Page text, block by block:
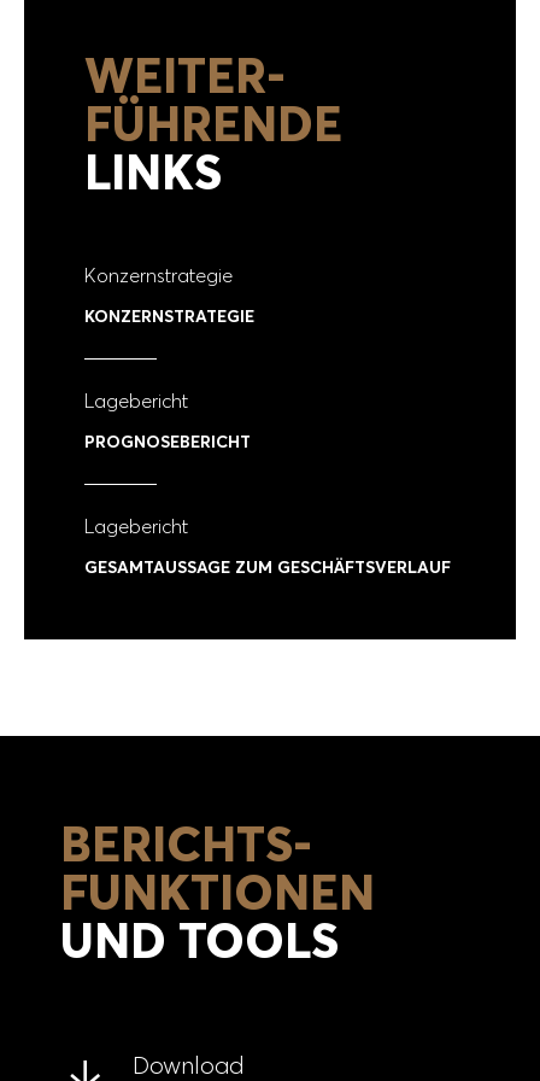
WEITER­
FÜHRENDE
LINKS
Konzernstrategie
KONZERNSTRATEGIE
Lagebericht
PROGNOSEBERICHT
Lagebericht
GESAMTAUSSAGE ZUM GESCHÄFTSVERLAUF
BERICHTS-
FUNKTIONEN
UND TOOLS
Download